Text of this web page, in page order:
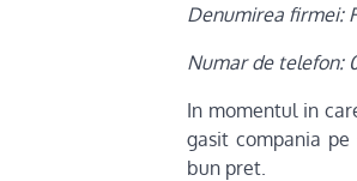
Denumirea firmei:
Numar de telefon:
In momentul in
gasit compania
bun pret.